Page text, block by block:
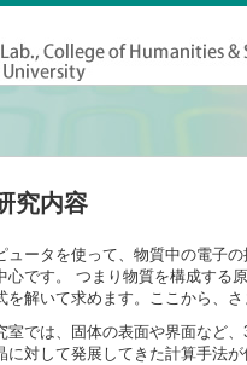
究内容
ュータを使って、物質中の電子
心です。 つまり物質を構成する
を解いて求めます。ここから、
室では、固体の表面や界面など
に対して発展してきた計算手法